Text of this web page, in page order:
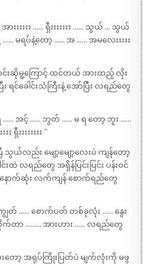
းးးးးး …… ရှီးးးးးးး …… သွယ် … သွယ်
မရပ်နဲ့တော့ …… အ …… အမလေးးးးး
းဆိုမူ့ကြောင့် ထင်တယ် အားထည့် လိုး
ရင်ခေါင်းသံကြီးနဲ့ အော်ပြီး လရည်တွေ
မ ရ …… အင့် …… ဘွတ် …… မ ရ တော့ ဘူး ……
ရှီးးးးးးးး ”
ယ်လည်း မျော့မျော့လေးပဲ ကျန်တော့
းထဲ လရည်တွေ အရှိန်ပြင်းပြင်း ပန်းဝင်
နောက်ဆုံး လက်ကျန် စောက်ရည်တွေ
ျွတ်ကျွတ် …… စောက်ပတ် တစ်ခုလုံး …… နွေး
က်တာ ……… အားဟား …… လရည်တွေ
ော့ အရုပ်ကြိုးပြတ်ပဲ မျက်လုံးကို မဖွ